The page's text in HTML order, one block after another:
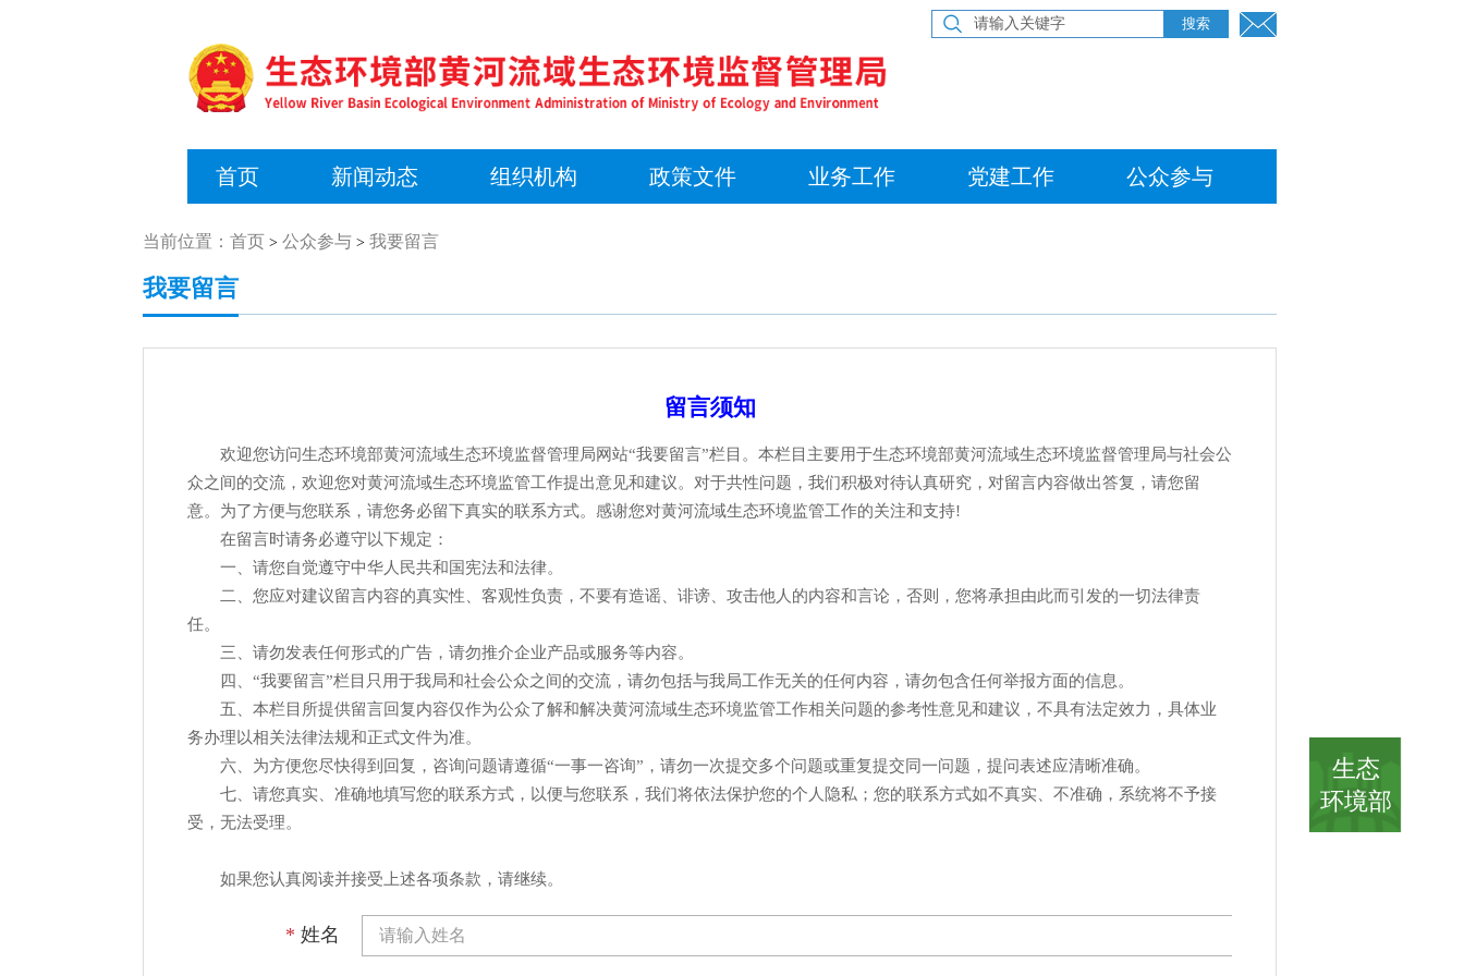
首页 新闻动态 组织机构 政策文件 业务工作 党建工作 公众参与
当前位置： 首页 > 公众参与 > 我要留言
我要留言
留言须知
欢迎您访问生态环境部黄河流域生态环境监督管理局网站“我要留言”栏目。本栏目主要用于生态环境部黄河流域生态环境监督管理局与社会公
众之间的交流，欢迎您对黄河流域生态环境监管工作提出意见和建议。对于共性问题，我们积极对待认真研究，对留言内容做出答复，请您留
意。为了方便与您联系，请您务必留下真实的联系方式。感谢您对黄河流域生态环境监管工作的关注和支持!
在留言时请务必遵守以下规定：
一、请您自觉遵守中华人民共和国宪法和法律。
二、您应对建议留言内容的真实性、客观性负责，不要有造谣、诽谤、攻击他人的内容和言论，否则，您将承担由此而引发的一切法律责
任。
三、请勿发表任何形式的广告，请勿推介企业产品或服务等内容。
四、“我要留言”栏目只用于我局和社会公众之间的交流，请勿包括与我局工作无关的任何内容，请勿包含任何举报方面的信息。
五、本栏目所提供留言回复内容仅作为公众了解和解决黄河流域生态环境监管工作相关问题的参考性意见和建议，不具有法定效力，具体业
务办理以相关法律法规和正式文件为准。
六、为方便您尽快得到回复，咨询问题请遵循“一事一咨询”，请勿一次提交多个问题或重复提交同一问题，提问表述应清晰准确。
七、请您真实、准确地填写您的联系方式，以便与您联系，我们将依法保护您的个人隐私；您的联系方式如不真实、不准确，系统将不予接
受，无法受理。
如果您认真阅读并接受上述各项条款，请继续。
* 姓名
生态
环境部